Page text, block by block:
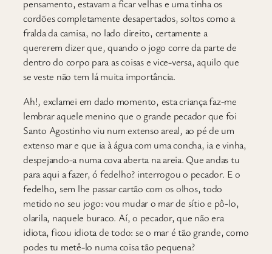
pensamento, estavam a ficar velhas e uma tinha os
cordões completamente desapertados, soltos como a
fralda da camisa, no lado direito, certamente a
quererem dizer que, quando o jogo corre da parte de
dentro do corpo para as coisas e vice-versa, aquilo que
se veste não tem lá muita importância.
Ah!, exclamei em dado momento, esta criança faz-me
lembrar aquele menino que o grande pecador que foi
Santo Agostinho viu num extenso areal, ao pé de um
extenso mar e que ia à água com uma concha, ia e vinha,
despejando-a numa cova aberta na areia. Que andas tu
para aqui a fazer, ó fedelho? interrogou o pecador. E o
fedelho, sem lhe passar cartão com os olhos, todo
metido no seu jogo: vou mudar o mar de sítio e pô-lo,
olarila, naquele buraco. Aí, o pecador, que não era
idiota, ficou idiota de todo: se o mar é tão grande, como
podes tu metê-lo numa coisa tão pequena?